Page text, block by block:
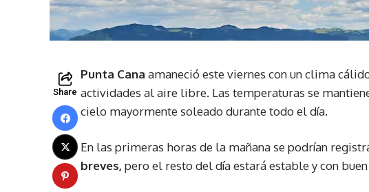
Share
Punta Cana amaneció este viernes con un clima
actividades al aire libre. Las temperaturas se
cielo mayormente soleado durante todo el día.
En las primeras horas de la mañana se podrían
breves, pero el resto del día estará estable y con